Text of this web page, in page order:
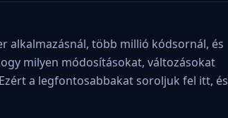
alkalmazásnál, több millió kódsornál, és
milyen módosításokat, változásokat
a legfontosabbakat soroljuk fel itt, és